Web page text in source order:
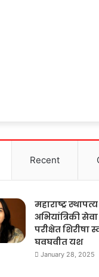
Recent
महाराष्ट्र स्थापत्य
अभियांत्रिकी
परीक्षेत शिरीषा
घवघवीत यश
January 28, 2025